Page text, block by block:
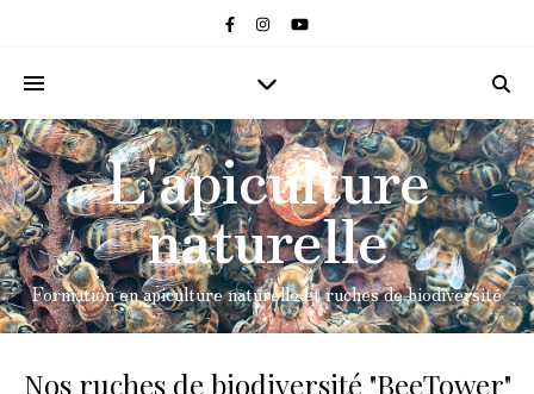
L'apiculture
naturelle
Formation en apiculture naturelle et ruches de biodiversité
Nos ruches de biodiversité "BeeTower"